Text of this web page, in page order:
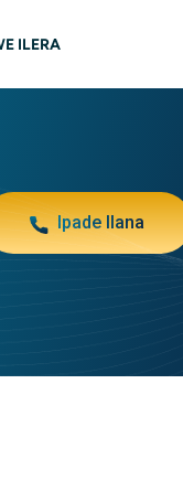
ILERA
Ipade Ilana